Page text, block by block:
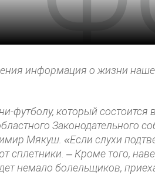
информация о жизни
футболу, который
Законодательного
Мякуш. «Если слухи
сплетники. – Кроме того,
немало болельщиков,